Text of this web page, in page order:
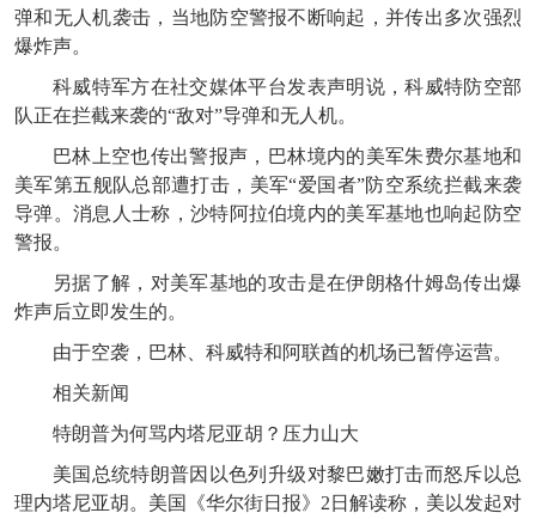
弹和无人机袭击，当地防空警报不断响起，并传出多次强烈
爆炸声。
科威特军方在社交媒体平台发表声明说，科威特防空部
队正在拦截来袭的“敌对”导弹和无人机。
巴林上空也传出警报声，巴林境内的美军朱费尔基地和
美军第五舰队总部遭打击，美军“爱国者”防空系统拦截来袭
导弹。消息人士称，沙特阿拉伯境内的美军基地也响起防空
警报。
另据了解，对美军基地的攻击是在伊朗格什姆岛传出爆
炸声后立即发生的。
由于空袭，巴林、科威特和阿联酋的机场已暂停运营。
相关新闻
特朗普为何骂内塔尼亚胡？压力山大
美国总统特朗普因以色列升级对黎巴嫩打击而怒斥以总
理内塔尼亚胡。美国《华尔街日报》2日解读称，美以发起对